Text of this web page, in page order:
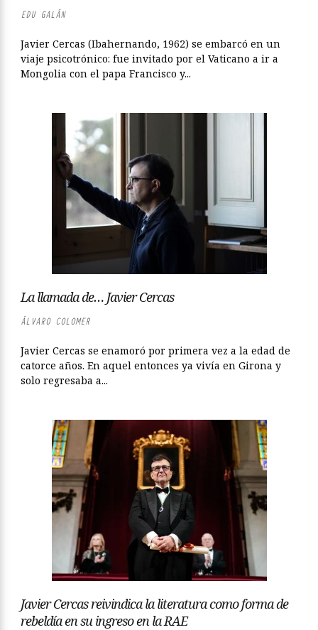
EDU GALÁN
Javier Cercas (Ibahernando, 1962) se embarcó en un
viaje psicotrónico: fue invitado por el Vaticano a ir a
Mongolia con el papa Francisco y...
La llamada de… Javier Cercas
ÁLVARO COLOMER
Javier Cercas se enamoró por primera vez a la edad de
catorce años. En aquel entonces ya vivía en Girona y
solo regresaba a...
Javier Cercas reivindica la literatura como forma de
rebeldía en su ingreso en la RAE